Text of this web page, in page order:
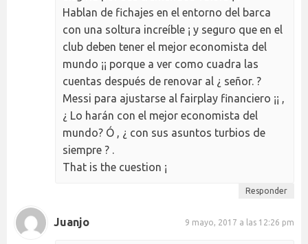
Hablan de fichajes en el entorno del barca
con una soltura increíble ¡ y seguro que en el
club deben tener el mejor economista del
mundo ¡¡ porque a ver como cuadra las
cuentas después de renovar al ¿ señor. ?
Messi para ajustarse al fairplay financiero ¡¡ ,
¿ Lo harán con el mejor economista del
mundo? Ó , ¿ con sus asuntos turbios de
siempre ? .
That is the cuestion ¡
Responder
Juanjo 9 mayo, 2017 a las 12:26 pm